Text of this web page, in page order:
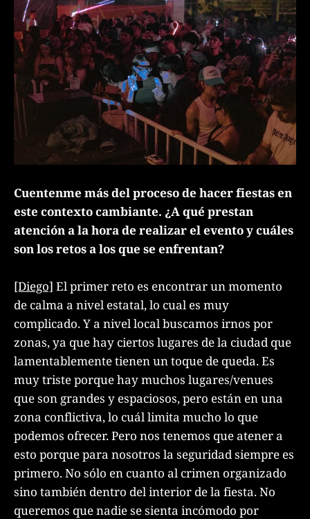
Cuentenme más del proceso de hacer fiestas en
este contexto cambiante. ¿A qué prestan
atención a la hora de realizar el evento y cuáles
son los retos a los que se enfrentan?
[Diego] El primer reto es encontrar un momento
de calma a nivel estatal, lo cual es muy
complicado. Y a nivel local buscamos irnos por
zonas, ya que hay ciertos lugares de la ciudad que
lamentablemente tienen un toque de queda. Es
muy triste porque hay muchos lugares/venues
que son grandes y espaciosos, pero están en una
zona conflictiva, lo cuál limita mucho lo que
podemos ofrecer. Pero nos tenemos que atener a
esto porque para nosotros la seguridad siempre es
primero. No sólo en cuanto al crimen organizado
sino también dentro del interior de la fiesta. No
queremos que nadie se sienta incómodo por